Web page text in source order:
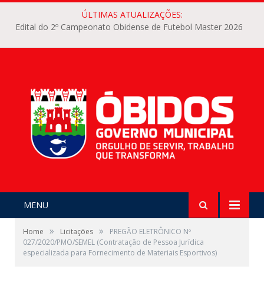
ÚLTIMAS ATUALIZAÇÕES:
Edital do 2º Campeonato Obidense de Futebol Master 2026
MENU
Home » Licitações »
PREGÃO ELETRÔNICO Nº
027/2020/PMO/SEMEL (Contratação de Pessoa Jurídica
especializada para Fornecimento de Materiais Esportivos)